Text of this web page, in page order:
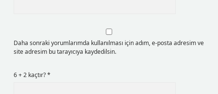
Daha sonraki yorumlarımda kullanılması için adım, e-posta adresim ve
site adresim bu tarayıcıya kaydedilsin.
6 + 2 kaçtır?*